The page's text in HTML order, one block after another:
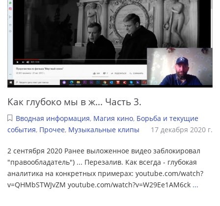
Как глубоко мы в ж... Часть 3.
Вводная информация, Магия кино, Борьба и текущие
события, Прочее, Музыкальные клипы 17 декабря 2020 г.
2 сентября 2020 Ранее выложенное видео заблокировал
"правообладатель") ... Перезалив. Как всегда - глубокая
аналитика на конкретных примерах: youtube.com/watch?
v=QHMbSTWJvZM youtube.com/watch?v=W29Ee1AM6ck ...